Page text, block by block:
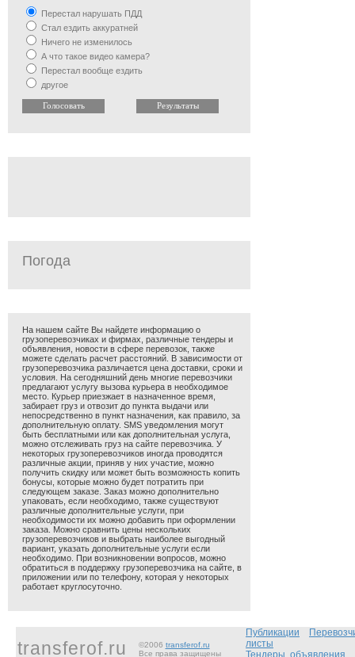
Перестал нарушать ПДД
Стал ездить аккуратней
Ничего не изменилось
А что такое видео камера?
Перестал вообще ездить
другое
Погода
На нашем сайте Вы найдете информацию о
грузоперевозчиках и фирмах, различные тендеры и
объявления, новости в сфере перевозок, также
можете сделать расчет расстояний. В зависимости от
грузоперевозчика различается цена доставки, сроки и
условия. На сегодняшний день многие перевозчики
предлагают услугу вызова курьера в необходимое
место. Курьер приезжает в назначенное время,
забирает груз и отвозит до пункта выдачи или
непосредственно в пункт назначения, как правило, за
дополнительную оплату. SMS уведомления могут
быть бесплатными или как дополнительная услуга,
можно отслеживать груз на сайте перевозчика. У
некоторых грузоперевозчиков иногда проводятся
различные акции, приняв у них участие, можно
получить скидку или может быть возможность копить
бонусы, которые можно будет потратить при
следующем заказе. Заказ можно дополнительно
упаковать, если необходимо, также существуют
различные дополнительные услуги, при
необходимости их можно добавить при оформлении
заказа. Можно сравнить цены нескольких
грузоперевозчиков и выбрать наиболее выгодный
вариант, указать дополнительные услуги если
необходимо. При возникновении вопросов, можно
обратиться в поддержку грузоперевозчика на сайте, в
приложении или по телефону, которая у некоторых
работает круглосуточно.
transferof.ru ©2006 transferof.ru
Все права защищены
Публикации
листы
Тендеры, объявления